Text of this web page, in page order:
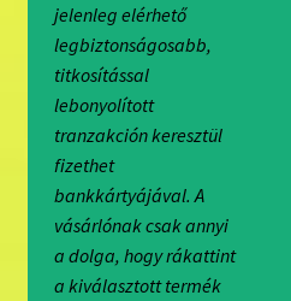
jelenleg elérhető
legbiztonságosabb,
titkosítással
lebonyolított
tranzakción keresztül
fizethet
bankkártyájával. A
vásárlónak csak annyi
a dolga, hogy rákattint
a kiválasztott termék